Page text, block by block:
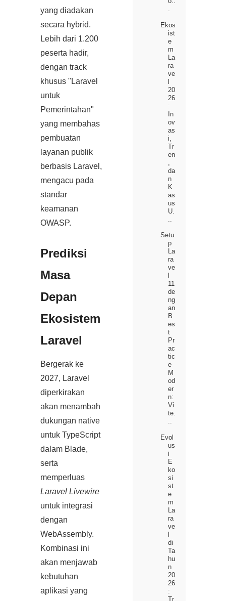
yang diadakan
secara hybrid.
Lebih dari 1.200
peserta hadir,
dengan track
khusus "Laravel
untuk
Pemerintahan"
yang membahas
pembuatan
layanan publik
berbasis Laravel,
mengacu pada
standar
keamanan
OWASP.
Prediksi
Masa
Depan
Ekosistem
Laravel
Bergerak ke
2027, Laravel
diperkirakan
akan menambah
dukungan native
untuk TypeScript
dalam Blade,
serta
memperluas
Laravel Livewire
untuk integrasi
dengan
WebAssembly.
Kombinasi ini
akan menjawab
kebutuhan
aplikasi yang
.
Ekos
ist
e
m
La
ra
ve
20
26
:
In
ov
as
i,
Tr
en
da
n
K
as
us
U.
Setu
p
La
ra
ve
11
de
ng
an
B
es
t
Pr
ac
tic
e
M
od
er
n:
Vi
te.
..
Evol
us
i
E
ko
si
st
e
m
La
ra
ve
di
Ta
hu
n
20
26
:
Tr